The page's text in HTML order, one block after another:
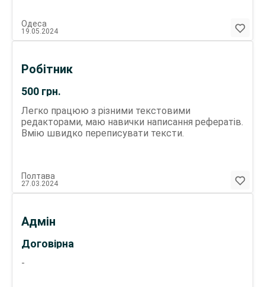
посвідчення оператора газової котельні,
відповідальний, виконавчій. Відсутність шкідливих
Одеса
19.05.2024
500 грн.
Робітник
Легко працюю з різними текстовими
редакторами, маю навички написання рефератів.
Вмію швидко переписувати тексти.
Полтава
27.03.2024
Договірна
Адмін
-